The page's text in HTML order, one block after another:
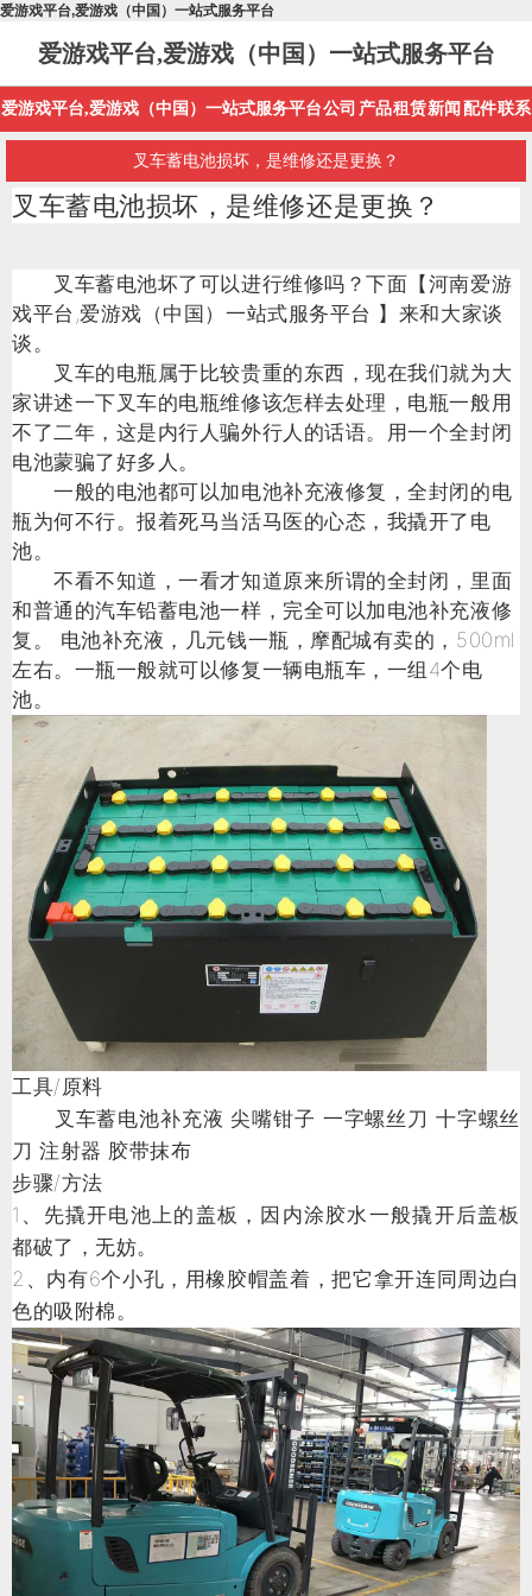
爱游戏平台,爱游戏（中国）一站式服务平台
爱游戏平台,爱游戏（中国）一站式服务平台
爱游戏平台,爱游戏（中国）一站式服务平台公司 产品租赁新闻 配件联系
叉车蓄电池损坏，是维修还是更换？
叉车蓄电池损坏，是维修还是更换？
叉车蓄电池坏了可以进行维修吗？下面【河南爱游
戏平台,爱游戏（中国）一站式服务平台 】来和大家谈
谈。
叉车的电瓶属于比较贵重的东西，现在我们就为大
家讲述一下叉车的电瓶维修该怎样去处理，电瓶一般用
不了二年，这是内行人骗外行人的话语。用一个全封闭
电池蒙骗了好多人。
一般的电池都可以加电池补充液修复，全封闭的电
瓶为何不行。报着死马当活马医的心态，我撬开了电
池。
不看不知道，一看才知道原来所谓的全封闭，里面
和普通的汽车铅蓄电池一样，完全可以加电池补充液修
复。 电池补充液，几元钱一瓶，摩配城有卖的，500ml
左右。一瓶一般就可以修复一辆电瓶车，一组4个电
池。
工具/原料
叉车蓄电池补充液 尖嘴钳子 一字螺丝刀 十字螺丝
刀 注射器 胶带抹布
步骤/方法
1、先撬开电池上的盖板，因内涂胶水一般撬开后盖板
都破了，无妨。
2、内有6个小孔，用橡胶帽盖着，把它拿开连同周边白
色的吸附棉。